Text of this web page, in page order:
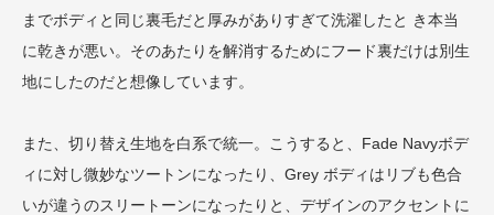
までボディと同じ裏毛だと厚みがありすぎて洗濯したと き本当
に乾きが悪い。そのあたりを解消するためにフード裏だけは別生
地にしたのだと想像しています。
また、切り替え生地を白系で統一。こうすると、Fade Navyボデ
ィに対し微妙なツートンになったり、Grey ボディはリブも色合
いが違うのスリートーンになったりと、デザインのアクセントに